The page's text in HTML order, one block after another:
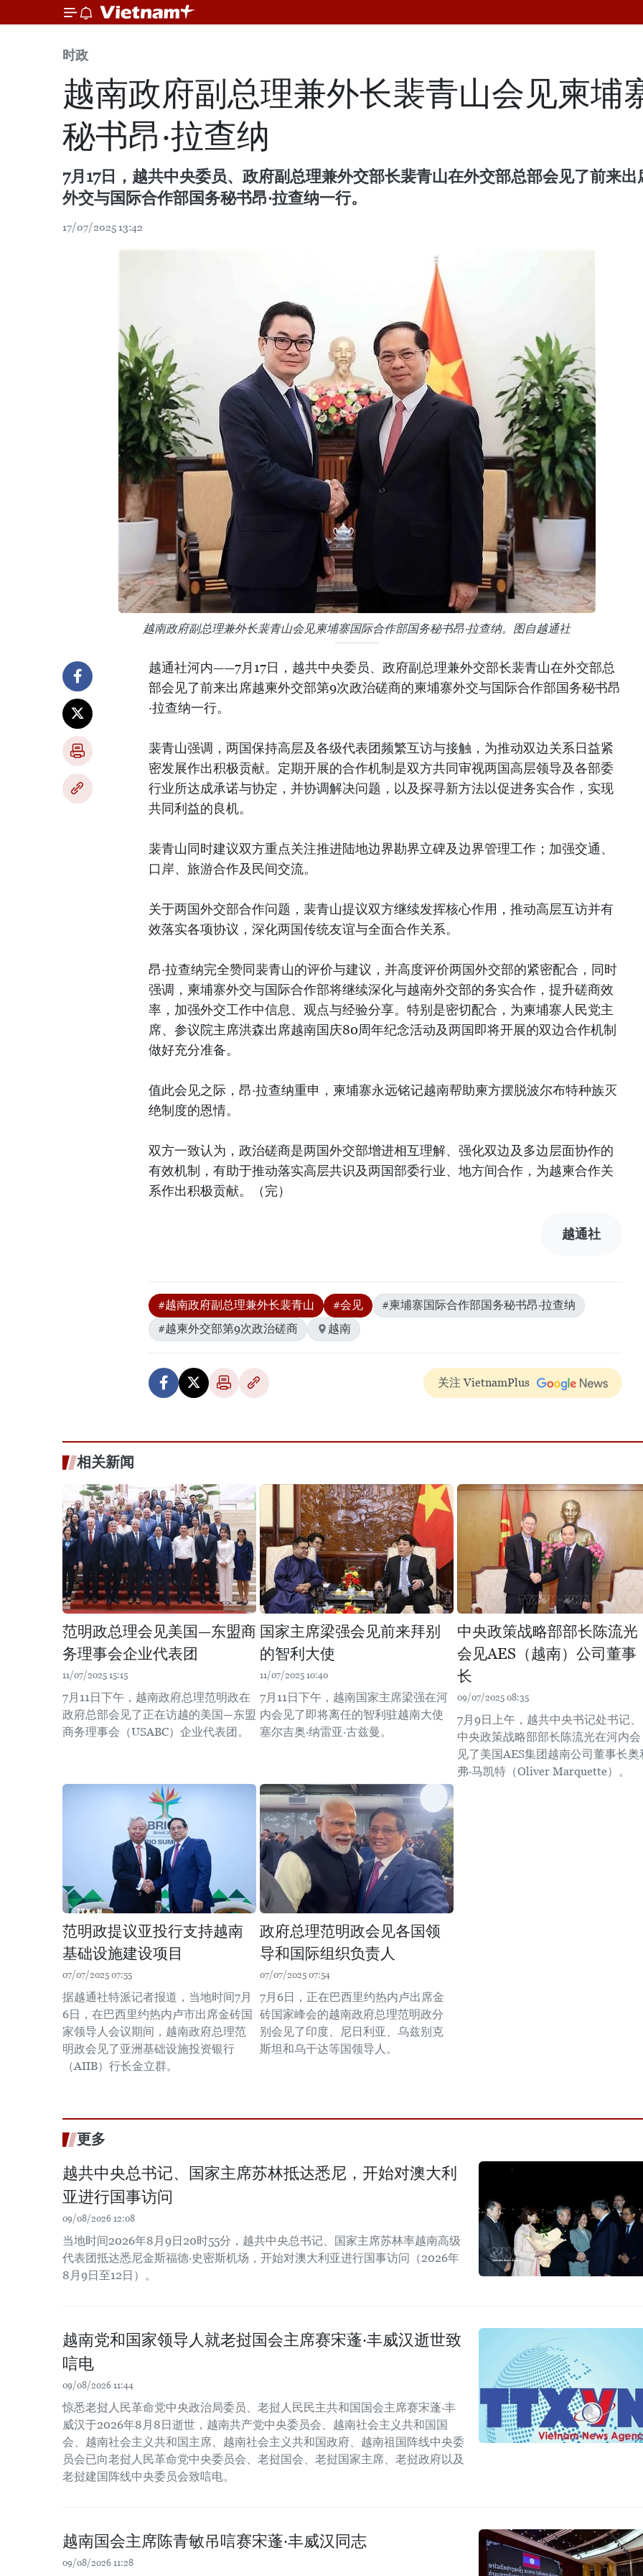
时政
越南政府副总理兼外长裴青山会见柬埔
秘书昂·拉查纳
7月17日，越共中央委员、政府副总理兼外交部长裴青山在外交部总部会见了前来
外交与国际合作部国务秘书昂·拉查纳一行。
17/07/2025 13:42
越南政府副总理兼外长裴青山会见柬埔寨国际合作部国务秘书昂·拉查纳。图自越通社
越通社河内——7月17日，越共中央委员、政府副总理兼外交部长裴青山在外交部总
部会见了前来出席越柬外交部第9次政治磋商的柬埔寨外交与国际合作部国务秘书昂
·拉查纳一行。
裴青山强调，两国保持高层及各级代表团频繁互访与接触，为推动双边关系日益紧
密发展作出积极贡献。定期开展的合作机制是双方共同审视两国高层领导及各部委
行业所达成承诺与协定，并协调解决问题，以及探寻新方法以促进务实合作，实现
共同利益的良机。
裴青山同时建议双方重点关注推进陆地边界勘界立碑及边界管理工作；加强交通、
口岸、旅游合作及民间交流。
关于两国外交部合作问题，裴青山提议双方继续发挥核心作用，推动高层互访并有
效落实各项协议，深化两国传统友谊与全面合作关系。
昂·拉查纳完全赞同裴青山的评价与建议，并高度评价两国外交部的紧密配合，同时
强调，柬埔寨外交与国际合作部将继续深化与越南外交部的务实合作，提升磋商效
率，加强外交工作中信息、观点与经验分享。特别是密切配合，为柬埔寨人民党主
席、参议院主席洪森出席越南国庆80周年纪念活动及两国即将开展的双边合作机制
做好充分准备。
值此会见之际，昂·拉查纳重申，柬埔寨永远铭记越南帮助柬方摆脱波尔布特种族灭
绝制度的恩情。
双方一致认为，政治磋商是两国外交部增进相互理解、强化双边及多边层面协作的
有效机制，有助于推动落实高层共识及两国部委行业、地方间合作，为越柬合作关
系作出积极贡献。（完）
越通社
#越南政府副总理兼外长裴青山 #会见
#柬埔寨国际合作部国务秘书昂·拉查纳
#越柬外交部第9次政治磋商
越南
关注 VietnamPlus
相关新闻
范明政总理会见美国—东盟商
务理事会企业代表团
11/07/2025 15:15
7月11日下午，越南政府总理范明政在
政府总部会见了正在访越的美国—东盟
商务理事会（USABC）企业代表团。
国家主席梁强会见前来拜别
的智利大使
11/07/2025 10:40
7月11日下午，越南国家主席梁强在河
内会见了即将离任的智利驻越南大使
塞尔吉奥·纳雷亚·古兹曼。
中央政策战略部部长陈流光
会见AES（越南）公司董事
长
09/07/2025 08:35
7月9日上午，越共中央书记处书记、
中央政策战略部部长陈流光在河内会
见了美国AES集团越南公司董事长奥
弗·马凯特（Oliver Marquette）。
范明政提议亚投行支持越南
基础设施建设项目
07/07/2025 07:55
据越通社特派记者报道，当地时间7月
6日，在巴西里约热内卢市出席金砖国
家领导人会议期间，越南政府总理范
明政会见了亚洲基础设施投资银行
（AIIB）行长金立群。
政府总理范明政会见各国领
导和国际组织负责人
07/07/2025 07:54
7月6日，正在巴西里约热内卢出席金
砖国家峰会的越南政府总理范明政分
别会见了印度、尼日利亚、乌兹别克
斯坦和乌干达等国领导人。
更多
越共中央总书记、国家主席苏林抵达悉尼，开始对澳大利
亚进行国事访问
09/08/2026 12:08
当地时间2026年8月9日20时55分，越共中央总书记、国家主席苏林率越南高级
代表团抵达悉尼金斯福德·史密斯机场，开始对澳大利亚进行国事访问（2026年
8月9日至12日）。
越南党和国家领导人就老挝国会主席赛宋蓬·丰威汉逝世致
唁电
09/08/2026 11:44
惊悉老挝人民革命党中央政治局委员、老挝人民民主共和国国会主席赛宋蓬·丰
威汉于2026年8月8日逝世，越南共产党中央委员会、越南社会主义共和国国
会、越南社会主义共和国主席、越南社会主义共和国政府、越南祖国阵线中央委
员会已向老挝人民革命党中央委员会、老挝国会、老挝国家主席、老挝政府以及
老挝建国阵线中央委员会致唁电。
越南国会主席陈青敏吊唁赛宋蓬·丰威汉同志
09/08/2026 11:28